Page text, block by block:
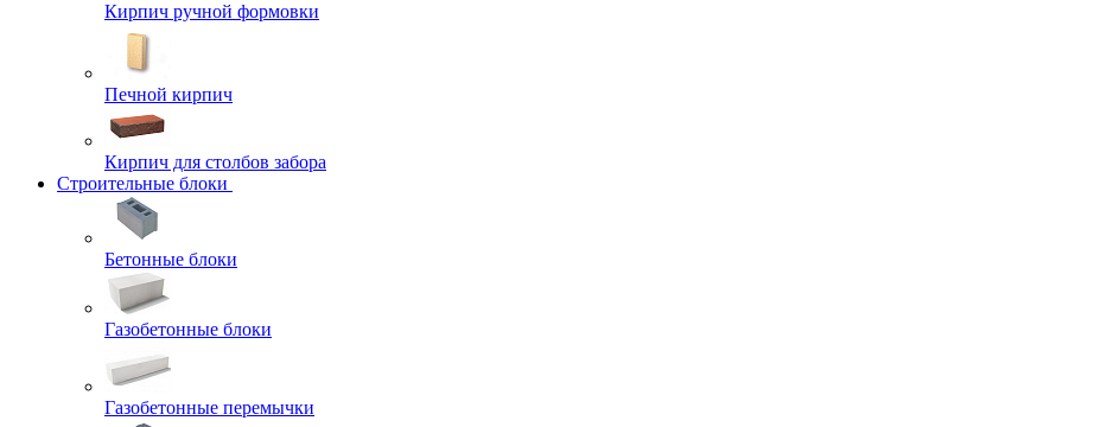
Кирпич ручной формовки
Печной кирпич
Кирпич для столбов забора
Строительные блоки
Бетонные блоки
Газобетонные блоки
Газобетонные перемычки